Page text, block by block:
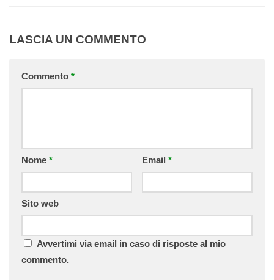
LASCIA UN COMMENTO
Commento *
Nome * Email *
Sito web
Avvertimi via email in caso di risposte al mio
commento.